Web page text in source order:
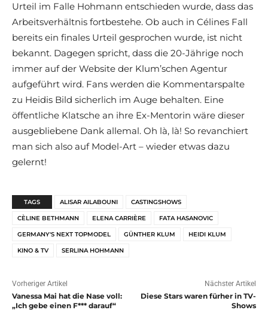
Urteil im Falle Hohmann entschieden wurde, dass das
Arbeitsverhältnis fortbestehe. Ob auch in Célines Fall
bereits ein finales Urteil gesprochen wurde, ist nicht
bekannt. Dagegen spricht, dass die 20-Jährige noch
immer auf der Website der Klum’schen Agentur
aufgeführt wird. Fans werden die Kommentarspalte
zu Heidis Bild sicherlich im Auge behalten. Eine
öffentliche Klatsche an ihre Ex-Mentorin wäre dieser
ausgebliebene Dank allemal. Oh là, là! So revanchiert
man sich also auf Model-Art – wieder etwas dazu
gelernt!
TAGS ALISAR AILABOUNI CASTINGSHOWS
CÈLINE BETHMANN ELENA CARRIÈRE FATA HASANOVIC
GERMANY'S NEXT TOPMODEL GÜNTHER KLUM HEIDI KLUM
KINO & TV SERLINA HOHMANN
Vorheriger Artikel
Vanessa Mai hat die Nase voll:
„Ich gebe einen F*** darauf“
Nächster Artikel
Diese Stars waren fürher in TV-
Shows